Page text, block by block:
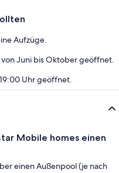
Aufzüge.
Juni bis Oktober geöffnet.
Uhr geöffnet.
Mobile homes einen
einen Außenpool (je nach